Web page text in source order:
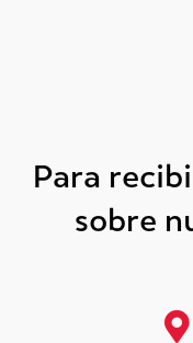
Para
sobre